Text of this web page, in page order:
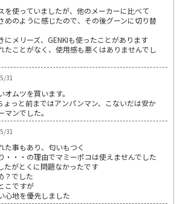
を使っていましたが、他のメーカーに比べて
めのように感じたので、その後グーンに切り替
にメリーズ、GENKIも使ったことがあります
たことがなく、使用感も悪くはありませんでし
31
ムツを買います。
ょっと前まではアンパンマン、こないだは安か
マンでした。
31
た事もあり、匂いもつく
・・・の理由でマミーポコは使えませんでした
たがとくに問題なかったです
？でした
こですが
心地を優先しました